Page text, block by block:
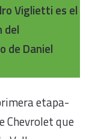
Viglietti es el
del
de Daniel
etapa-
Chevrolet que